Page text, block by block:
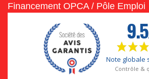
Financement OPCA / Pôle Emploi